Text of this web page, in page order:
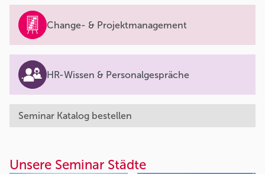
Change- & Projektmanagement
HR-Wissen & Personalgespräche
Seminar Katalog bestellen
Unsere Seminar Städte